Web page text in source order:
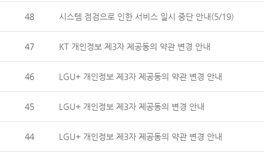
48 시스템 점검으로 인한 서비스 일시 중단 안내(5/19)
47 KT 개인정보 제3자 제공동의 약관 변경 안내
46 LGU+ 개인정보 제3자 제공동의 약관 변경 안내
45 LGU+ 개인정보 제3자 제공동의 변경 안내
44 LGU+ 개인정보 제3자 제공동의 약관 변경 안내